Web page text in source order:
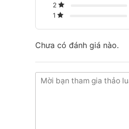
Khoá cửa thông minh
Hyundai Smart door
2
1
Chưa có đánh giá nào.